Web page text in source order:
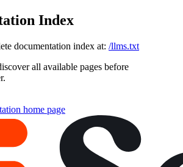
Index
documentation index at: /llms.txt
all available pages before
home page